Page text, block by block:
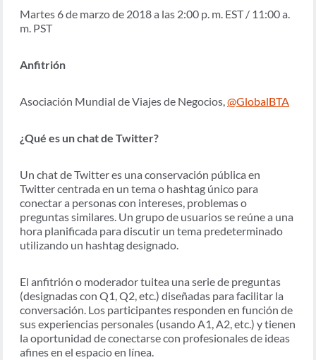
Martes 6 de marzo de 2018 a las 2:00 p. m. EST / 11:00 a.
m. PST
Anfitrión
Asociación Mundial de Viajes de Negocios,@GlobalBTA
¿Qué es un chat de Twitter?
Un chat de Twitter es una conservación pública en
Twitter centrada en un tema o hashtag único para
conectar a personas con intereses, problemas o
preguntas similares. Un grupo de usuarios se reúne a una
hora planificada para discutir un tema predeterminado
utilizando un hashtag designado.
El anfitrión o moderador tuitea una serie de preguntas
(designadas con Q1, Q2, etc.) diseñadas para facilitar la
conversación. Los participantes responden en función de
sus experiencias personales (usando A1, A2, etc.) y tienen
la oportunidad de conectarse con profesionales de ideas
afines en el espacio en línea.